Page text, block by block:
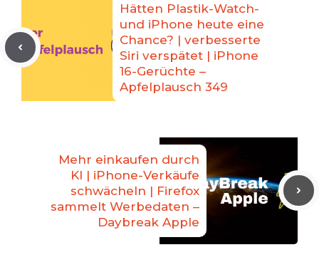
Hätten Plastik-Watch-
und iPhone heute eine
Chance? | verbesserte
Siri verspätet | iPhone
16-Gerüchte –
Apfelplausch 349
Mehr einkaufen durch
KI | iPhone-Verkäufe
schwächeln | Firefox
sammelt Werbedaten –
Daybreak Apple